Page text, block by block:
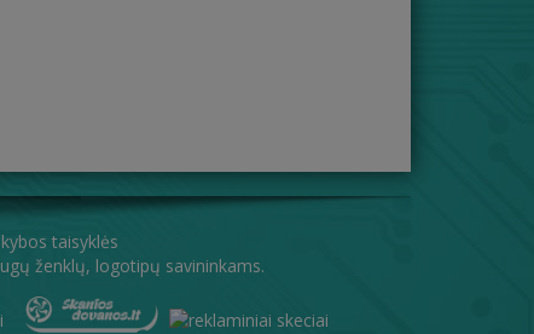
taisyklės
ženklų, logotipų savininkams.